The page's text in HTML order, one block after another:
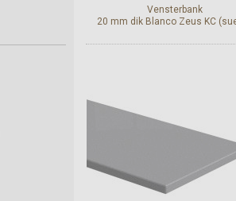
Vensterbank
20 mm dik Blanco Zeus KC